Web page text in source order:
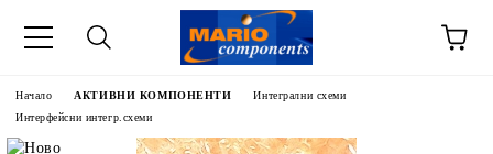
Начало АКТИВНИ КОМПОНЕНТИ
Интегрални схеми
Интерфейсни интегр.схеми